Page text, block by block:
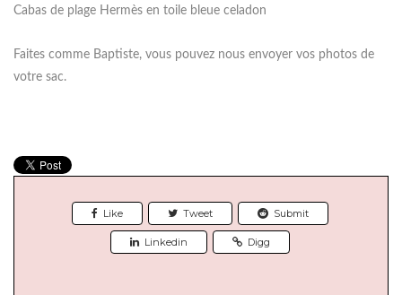
Cabas de plage Hermès en toile bleue celadon
Faites comme Baptiste, vous pouvez nous envoyer vos photos de
votre sac.
Like Tweet Submit
Linkedin Digg